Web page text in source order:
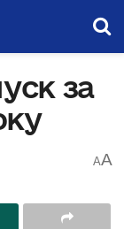
за
AA